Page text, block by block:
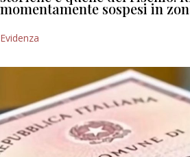
momentamente sospesi in
Evidenza